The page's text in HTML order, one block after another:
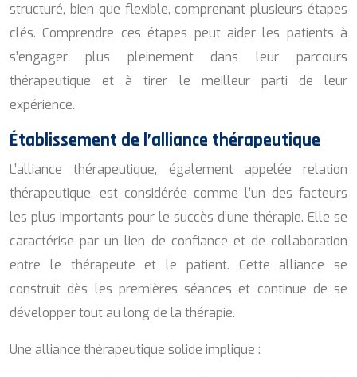
structuré, bien que flexible, comprenant plusieurs étapes
clés. Comprendre ces étapes peut aider les patients à
s’engager plus pleinement dans leur parcours
thérapeutique et à tirer le meilleur parti de leur
expérience.
Établissement de l’alliance thérapeutique
L’alliance thérapeutique, également appelée relation
thérapeutique, est considérée comme l’un des facteurs
les plus importants pour le succès d’une thérapie. Elle se
caractérise par un lien de confiance et de collaboration
entre le thérapeute et le patient. Cette alliance se
construit dès les premières séances et continue de se
développer tout au long de la thérapie.
Une alliance thérapeutique solide implique :